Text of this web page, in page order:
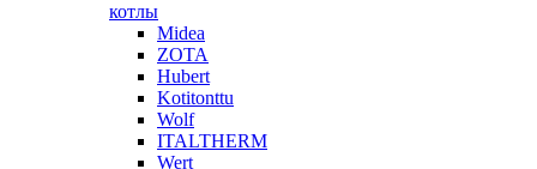
котлы
Midea
ZOTA
Hubert
Kotitonttu
Wolf
ITALTHERM
Wert